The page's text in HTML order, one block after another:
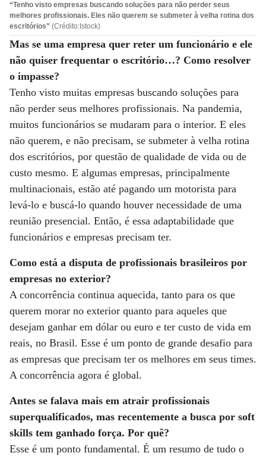
“Tenho visto empresas buscando soluções para não perder seus
melhores profissionais. Eles não querem se submeter à velha rotina dos
escritórios” (Crédito:Istock)
Mas se uma empresa quer reter um funcionário e ele
não quiser frequentar o escritório…? Como resolver
o impasse?
Tenho visto muitas empresas buscando soluções para
não perder seus melhores profissionais. Na pandemia,
muitos funcionários se mudaram para o interior. E eles
não querem, e não precisam, se submeter à velha rotina
dos escritórios, por questão de qualidade de vida ou de
custo mesmo. E algumas empresas, principalmente
multinacionais, estão até pagando um motorista para
levá-lo e buscá-lo quando houver necessidade de uma
reunião presencial. Então, é essa adaptabilidade que
funcionários e empresas precisam ter.
Como está a disputa de profissionais brasileiros por
empresas no exterior?
A concorrência continua aquecida, tanto para os que
querem morar no exterior quanto para aqueles que
desejam ganhar em dólar ou euro e ter custo de vida em
reais, no Brasil. Esse é um ponto de grande desafio para
as empresas que precisam ter os melhores em seus times.
A concorrência agora é global.
Antes se falava mais em atrair profissionais
superqualificados, mas recentemente a busca por soft
skills tem ganhado força. Por quê?
Esse é um ponto fundamental. É um resumo de tudo o